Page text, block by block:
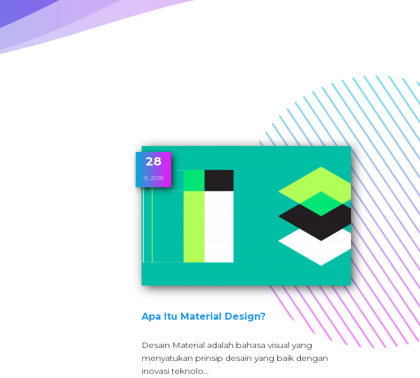
28
9, 2018
Apa Itu Material Design?
Desain Material adalah bahasa visual yang
menyatukan prinsip desain yang baik dengan
inovasi teknolo…